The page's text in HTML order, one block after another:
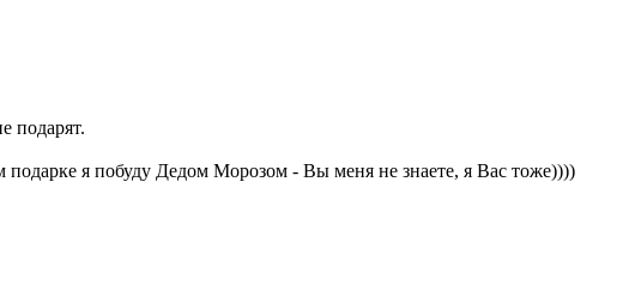
подарят.
подарке я побуду Дедом Морозом - Вы меня не знаете, я Вас тоже))))